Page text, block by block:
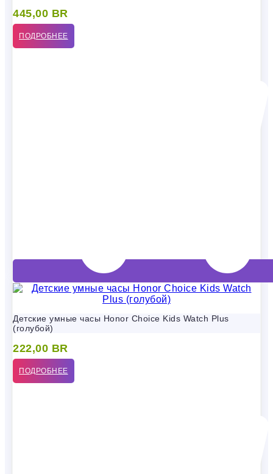
445,00 BR
ПОДРОБНЕЕ
Детские умные часы Honor Choice Kids Watch Plus
(голубой)
222,00 BR
ПОДРОБНЕЕ